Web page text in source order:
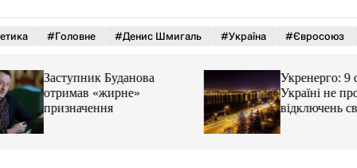
#Головне #Денис Шмигаль #Україна #Євросоюз
Заступник Буданова
отримав «жирне»
призначення
Укренерго: 9
Україні не
відключень світла